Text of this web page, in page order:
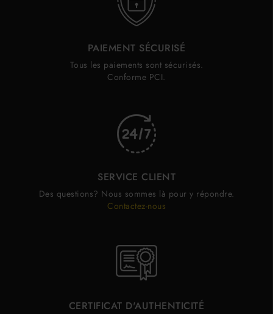
PAIEMENT SÉCURISÉ
Tous les paiements sont sécurisés.
Conforme PCI.
SERVICE CLIENT
Des questions? Nous sommes là pour y répondre.
Contactez-nous
CERTIFICAT D'AUTHENTICITÉ